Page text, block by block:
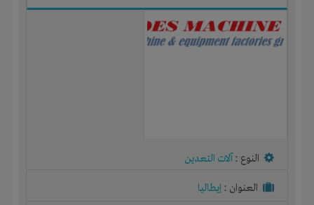
النوع : آلات التعدين
العنوان : إيطاليا